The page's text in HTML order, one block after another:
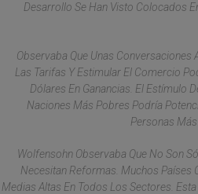
Desarrollo Se Han Visto Colocados
Observaba Que Unas Conversaciones
Las Tarifas Y Estimular El Comercio
Dólares En Ganancias. El Estímulo
Naciones Más Pobres Podría
Personas
Wolfensohn Observaba Que No Son
Necesitan Reformas. Muchos Países
Medias Altas En Todos Los Sectores.